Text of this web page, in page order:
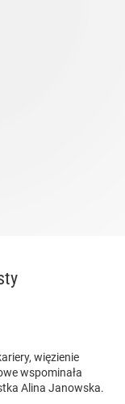
więzienie
wspominała
Alina Janowska.